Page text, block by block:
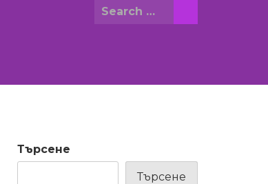
Search
Търсене
Търсене